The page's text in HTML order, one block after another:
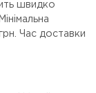
швидко
Час доставки